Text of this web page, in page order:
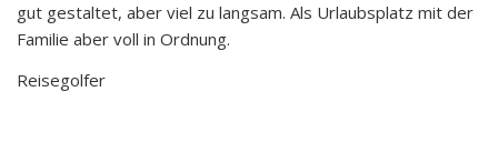
gut gestaltet, aber viel zu langsam. Als Urlaubsplatz mit der
Familie aber voll in Ordnung.
Reisegolfer